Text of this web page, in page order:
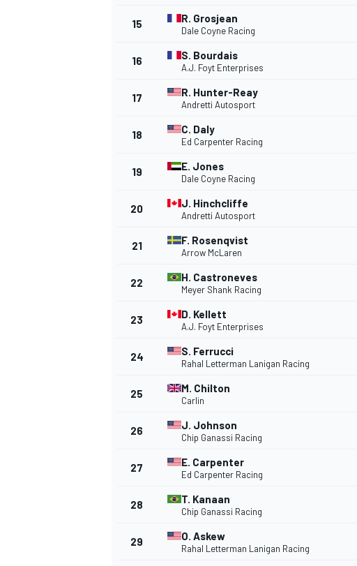
15 R. Grosjean
Dale Coyne Racing
16 S. Bourdais
A.J. Foyt Enterprises
17 R. Hunter-Reay
Andretti Autosport
18 C. Daly
Ed Carpenter Racing
19 E. Jones
Dale Coyne Racing
20 J. Hinchcliffe
Andretti Autosport
21 F. Rosenqvist
Arrow McLaren
22 H. Castroneves
Meyer Shank Racing
23 D. Kellett
A.J. Foyt Enterprises
24 S. Ferrucci
Rahal Letterman Lanigan Racing
25 M. Chilton
Carlin
26 J. Johnson
Chip Ganassi Racing
27 E. Carpenter
Ed Carpenter Racing
28 T. Kanaan
Chip Ganassi Racing
29 O. Askew
Rahal Letterman Lanigan Racing